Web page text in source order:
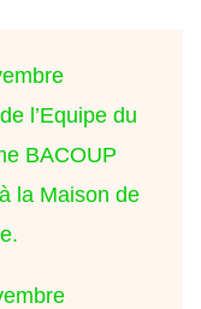
l’Equipe du
BACOUP
la Maison de